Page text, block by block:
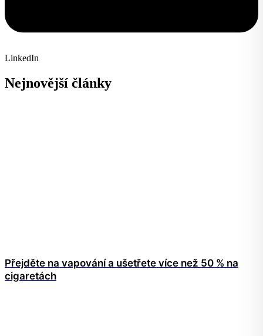
LinkedIn
Nejnovější články
Přejděte na vapování a ušetřete více než 50 % na
cigaretách